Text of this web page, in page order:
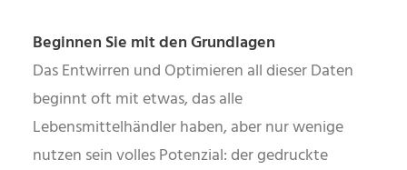
Beginnen Sie mit den Grundlagen
Das Entwirren und Optimieren all dieser Daten
beginnt oft mit etwas, das alle
Lebensmittelhändler haben, aber nur wenige
nutzen sein volles Potenzial: der gedruckte